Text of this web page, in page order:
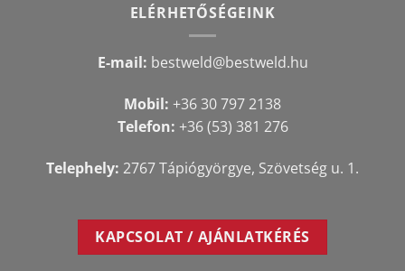
ELÉRHETŐSÉGEINK
E-mail: bestweld@bestweld.hu
Mobil: +36 30 797 2138
Telefon: +36 (53) 381 276
Telephely: 2767 Tápiógyörgye, Szövetség u. 1.
KAPCSOLAT / AJÁNLATKÉRÉS